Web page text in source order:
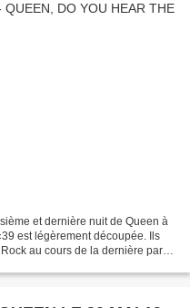
et dernière nuit de Queen à
est légèrement découpée. Ils
au cours de la dernière partie